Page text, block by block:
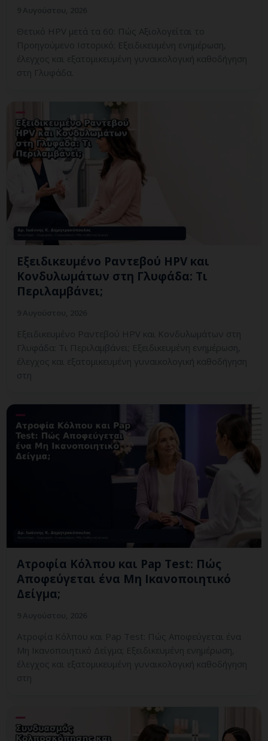
Θετικό HPV μετά τα 60: Πώς Αξιολογείται το
Προηγούμενο Ιστορικό; Εξειδικευμένη ενημέρωση,
έλεγχος και εξατομικευμένη γυναικολογική καθοδήγηση
στη Γλυφάδα.
Εξειδικευμένο Ραντεβού HPV και
Κονδυλωμάτων στη Γλυφάδα: Τι
Περιλαμβάνει;
Εξειδικευμένο Ραντεβού HPV και Κονδυλωμάτων στη
Γλυφάδα: Τι Περιλαμβάνει; Εξειδικευμένη ενημέρωση,
έλεγχος και εξατομικευμένη γυναικολογική καθοδήγηση
στη
Ατροφία Κόλπου και Pap Test: Πώς
Αποφεύγεται ένα Μη Ικανοποιητικό
Δείγμα;
Ατροφία Κόλπου και Pap Test: Πώς Αποφεύγεται ένα
Μη Ικανοποιητικό Δείγμα; Εξειδικευμένη ενημέρωση,
έλεγχος και εξατομικευμένη γυναικολογική καθοδήγηση
στη